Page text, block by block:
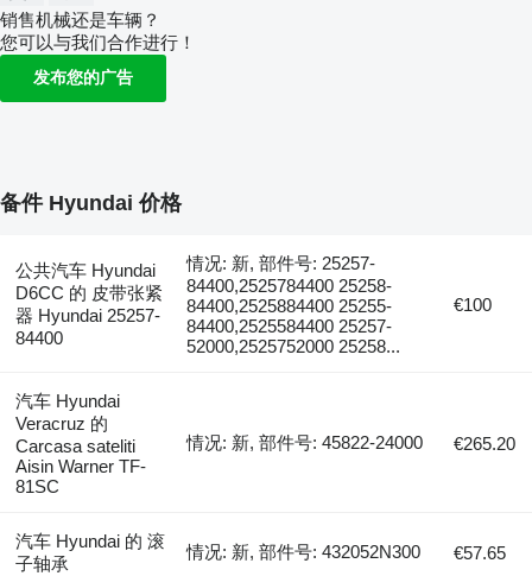
销售机械还是车辆？
您可以与我们合作进行！
发布您的广告
备件 Hyundai 价格
公共汽车 Hyundai
D6CC 的 皮带张紧
器 Hyundai 25257-
84400
情况: 新, 部件号: 25257-
84400,2525784400 25258-
84400,2525884400 25255-
84400,2525584400 25257-
52000,2525752000 25258...
€100
汽车 Hyundai
Veracruz 的
Carcasa sateliti
Aisin Warner TF-
81SC
情况: 新, 部件号: 45822-24000 €265.20
汽车 Hyundai 的 滚
子轴承
情况: 新, 部件号: 432052N300 €57.65